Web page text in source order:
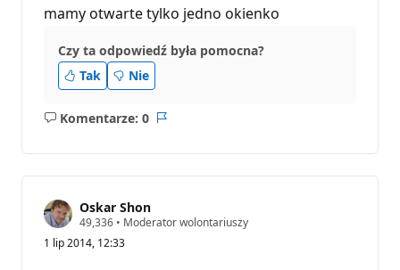
mamy otwarte tylko jedno okienko
Czy ta odpowiedź była pomocna?
Tak
Nie
Komentarze: 0
Brak
Oskar Shon
49,336 P
n
• Moderator wolontariuszy
1 lip 2014, 12:33